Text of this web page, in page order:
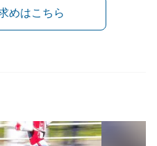
めはこちら